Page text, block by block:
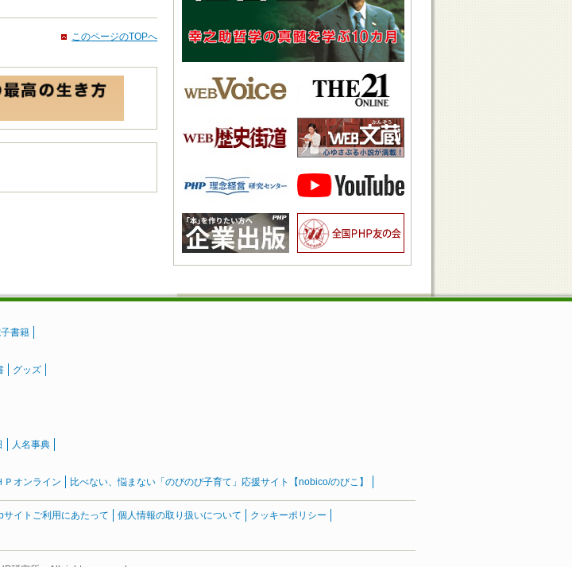
このページのTOPへ
書籍
グッズ
人名事典
Ｐオンライン 比べない、悩まない「のびのび子育て」応援サイト【nobico/のびこ】
サイトご利用にあたって 個人情報の取り扱いについて
クッキーポリシー